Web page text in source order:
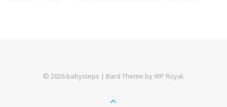
© 2026 babysteps | Bard Theme byWP Royal.